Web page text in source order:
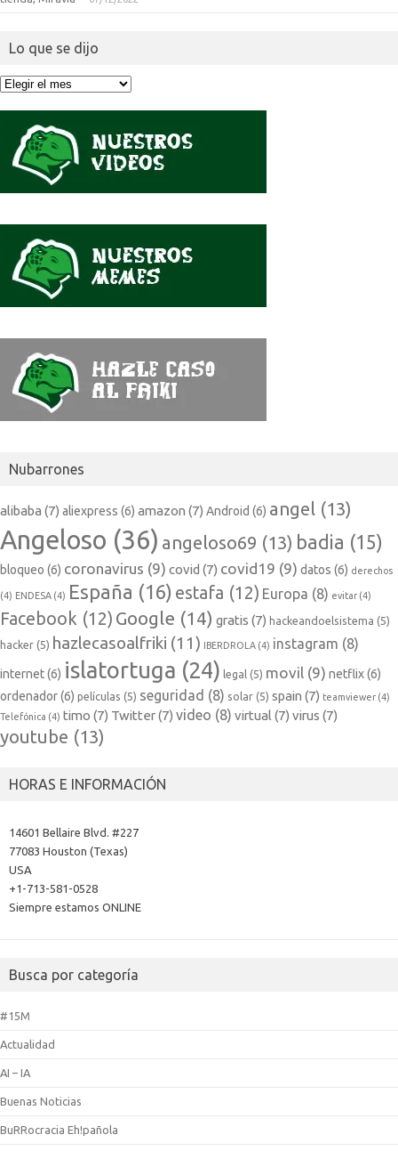
Lo que se dijo
Lo
Nubarrones
alibaba (7) aliexpress (6) amazon (7) Android (6) angel (13)
Angeloso (36) angeloso69 (13) badia (15)
bloqueo (6) coronavirus (9) covid (7) covid19 (9) datos (6) derechos
(4) ENDESA (4) España (16) estafa (12) Europa (8) evitar (4)
Facebook (12) Google (14) gratis (7) hackeandoelsistema (5)
hacker (5) hazlecasoalfriki (11) IBERDROLA (4) instagram (8)
internet(6) islatortuga (24) legal (5) movil (9) netflix(6)
ordenador(6) películas (5) seguridad (8) solar (5) spain (7) teamviewer (4)
Telefónica (4) timo (7) Twitter(7) video (8) virtual (7) virus (7)
youtube (13)
HORAS E INFORMACIÓN
14601 Bellaire Blvd. #227
77083 Houston (Texas)
USA
+1-713-581-0528
Siempre estamos ONLINE
Busca por categoría
#15M
Actualidad
AI – IA
Buenas Noticias
BuRRocracia Eh!pañola